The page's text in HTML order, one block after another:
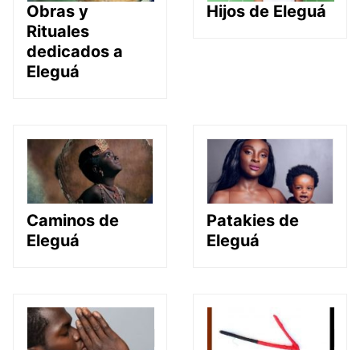
Obras y
Rituales
dedicados a
Eleguá
Hijos de Eleguá
Caminos de
Eleguá
Patakies de
Eleguá